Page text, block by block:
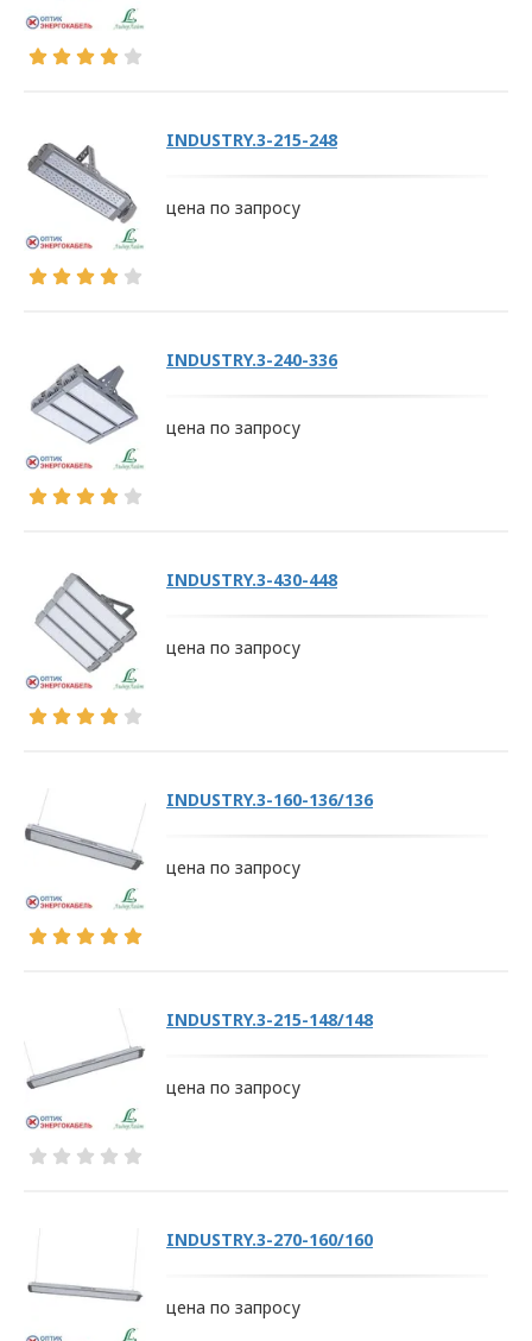
INDUSTRY.3-215-248
цена по запросу
INDUSTRY.3-240-336
цена по запросу
INDUSTRY.3-430-448
цена по запросу
INDUSTRY.3-160-136/136
цена по запросу
INDUSTRY.3-215-148/148
цена по запросу
INDUSTRY.3-270-160/160
цена по запросу
ПОЛИТИКА
ОПЕРАТОРА
В
обработки
персональных
данных
Общество с ограниченной
«ОПТИКЭНЕРГОКАБЕЛЬ»
Директор ООО
«ОПТИКЭНЕРГОКАБЕЛЬ»